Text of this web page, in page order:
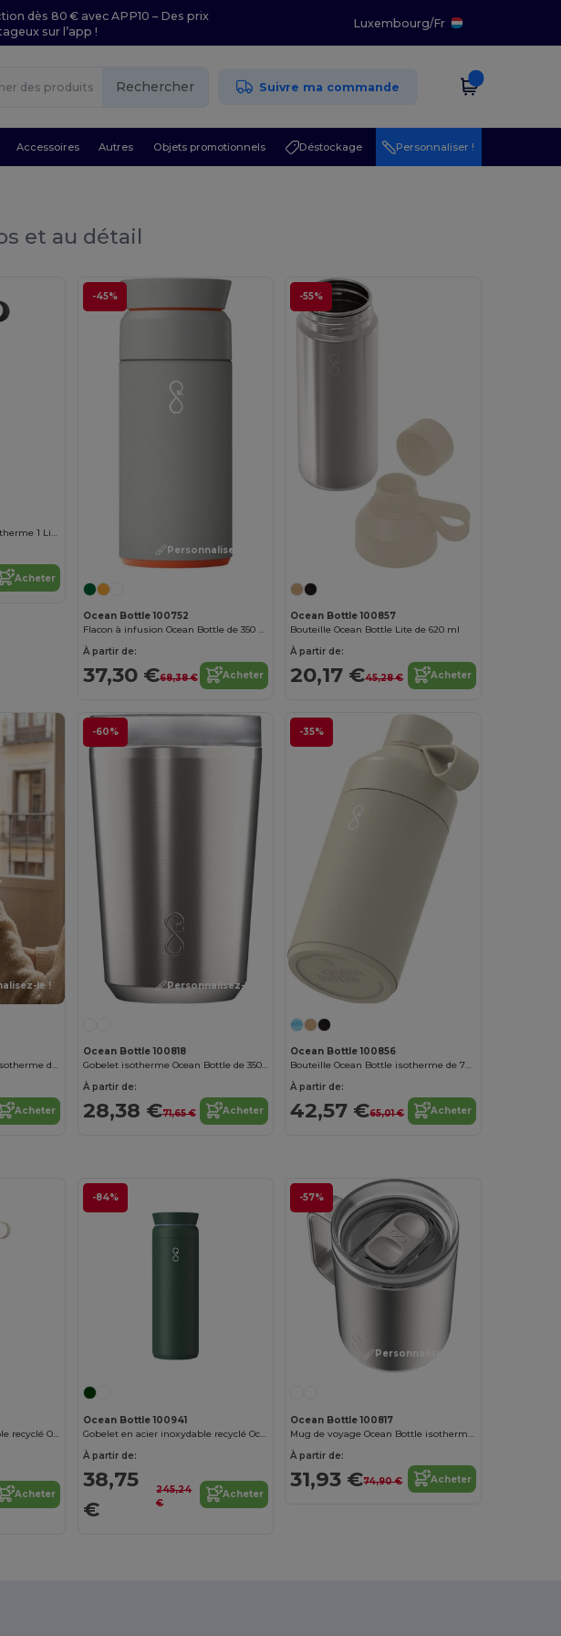
dès 80 € avec APP10 – Des prix
sur l’app !
Luxembourg/Fr
Rechercher Suivre ma commande
Accessoires Autres Objets promotionnels Déstockage Personnaliser !
et au détail
le !
Grande Bouteille Océan Isotherme 1 Litre Écologique
Acheter
-45%
Personnalisez-le !
Ocean Bottle 100752
Flacon à infusion Ocean Bottle de 350 ml
À partir de:
37,30 €68,38 € Acheter
-55%
Ocean Bottle 100857
Bouteille Ocean Bottle Lite de 620 ml
À partir de:
20,17 €45,28 € Acheter
le !
Bouteille Ocean Bottle GO isotherme de 500 ml
Acheter
-60%
Personnalisez-le !
Ocean Bottle 100818
Gobelet isotherme Ocean Bottle de 350 ml
À partir de:
28,38 €71,65 € Acheter
-35%
Ocean Bottle 100856
Bouteille Ocean Bottle isotherme de 750 ml
À partir de:
42,57 €65,01 € Acheter
Bouteille en acier inoxydable recyclé Ocean Bottle Peak GO 710 ml
Acheter
-84%
Ocean Bottle 100941
Gobelet en acier inoxydable recyclé Ocean Bottle Peak Brew 590 ml
À partir de:
38,75
€
245,24
€
Acheter
-57%
Personnalisez-le !
Ocean Bottle 100817
Mug de voyage Ocean Bottle isotherme de 350 ml
À partir de:
31,93 €74,90 € Acheter